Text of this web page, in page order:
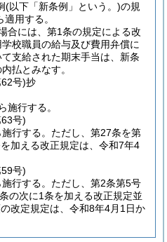
(以下「新条例」という。)の規
用する。
合には、第1条の規定による改
校職員の給与及び費用弁償に
支給された期末手当は、新条
払とみなす。
号)抄
施行する。
号)
行する。 ただし、第27条を第
加える改正規定は、令和7年4
号)
行する。 ただし、第2条第5号
の次に1条を加える改正規定並
改定規定は、令和8年4月1日か